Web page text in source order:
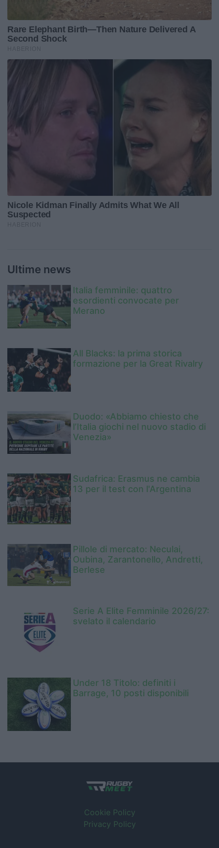
Ultime news
Italia femminile: quattro
esordienti convocate per
Merano
All Blacks: la prima storica
formazione per la Great Rivalry
Duodo: «Abbiamo chiesto che
l’Italia giochi nel nuovo stadio di
Venezia»
Sudafrica: Erasmus ne cambia
13 per il test con l'Argentina
Pillole di mercato: Neculai,
Oubina, Zarantonello, Andretti,
Berlese
Serie A Elite Femminile 2026/27:
svelato il calendario
Under 18 Titolo: definiti i
Barrage, 10 posti disponibili
Cookie Policy
Privacy Policy